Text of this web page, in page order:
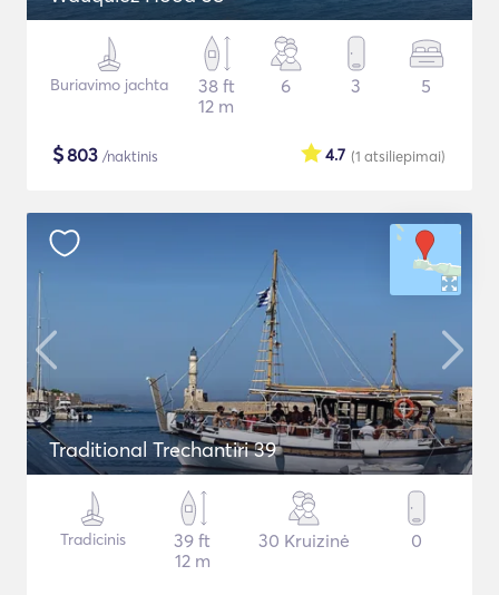
Buriavimo jachta
38 ft
12 m
6 3 5
$803 /naktinis (1 atsiliepimai)
4.7
Traditional Trechantiri 39
Tradicinis
39 ft
12 m
30 Kruizinė 0